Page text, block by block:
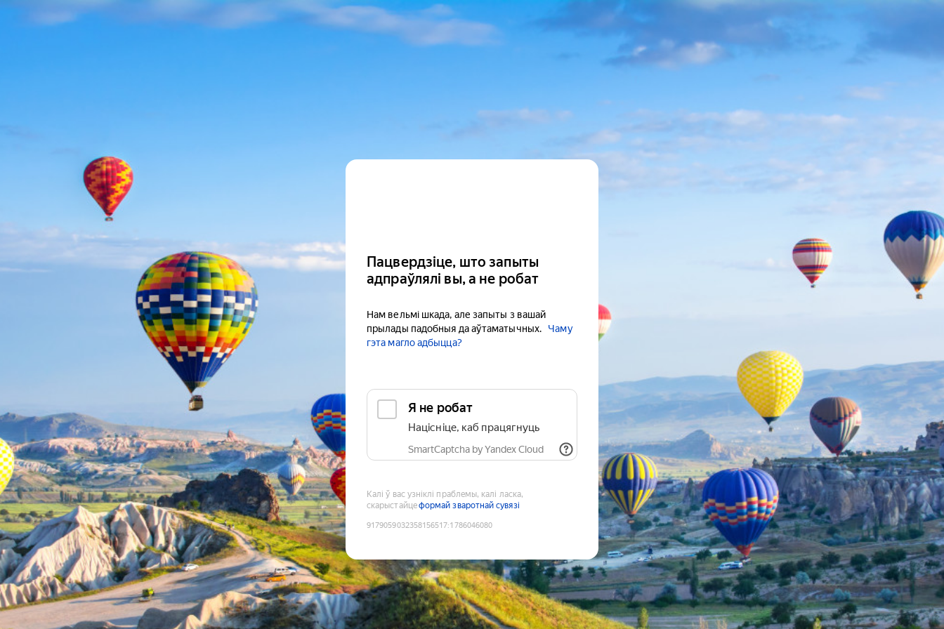
Пацвердзіце, што запыты
адпраўлялі вы, а не робат
Нам вельмі шкада, але запыты з вашай
прылады падобныя да аўтаматычных.
Чаму
гэта магло адбыцца?
Я не робат
Націсніце, каб працягнуць
SmartCaptcha by Yandex Cloud
Калі ў вас узніклі праблемы, калі ласка,
скарыстайцеформай зваротнай сувязі
9179059032358156517:1786046080